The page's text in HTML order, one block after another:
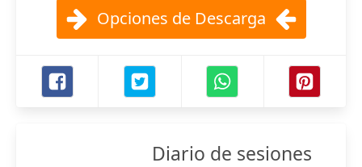
Opciones de Descarga
Diario de sesiones